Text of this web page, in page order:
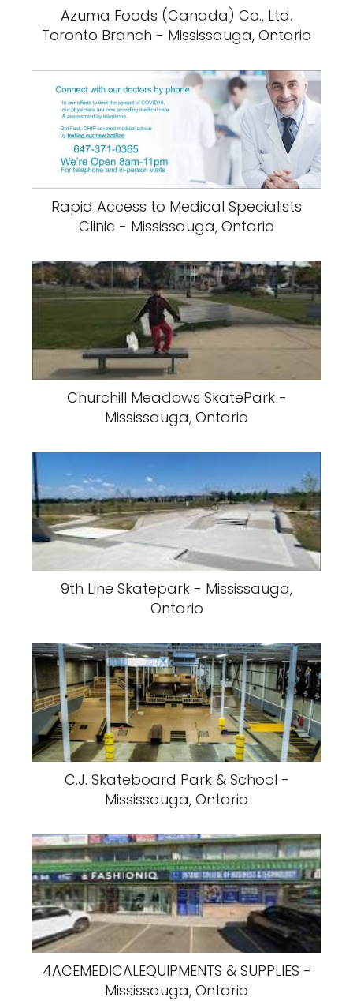
Azuma Foods (Canada) Co., Ltd.
Toronto Branch - Mississauga, Ontario
Rapid Access to Medical Specialists
Clinic - Mississauga, Ontario
Churchill Meadows SkatePark -
Mississauga, Ontario
9th Line Skatepark - Mississauga,
Ontario
C.J. Skateboard Park & School -
Mississauga, Ontario
4ACEMEDICALEQUIPMENTS & SUPPLIES -
Mississauga, Ontario